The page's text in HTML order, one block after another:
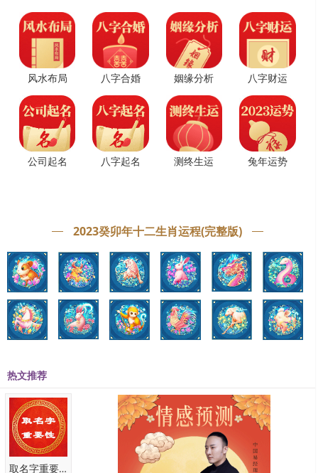
属相虎
生肖虎的孩子在小的时候就会被福星照顾，他们不仅会被一直眷
顾直到成长，还会给身边的人带来好运，生肖虎人会发现自己自从有
了虎宝宝后，不仅生活变得更加幸福，他们在事业上也总是会受到上
司的赏识，并且事业升迁的很快，就连工资也是上涨了不少。生肖虎
的孩子命格就十分的强劲，所以他们在人生的成长道路中很少会遇到
艰难险阻，从而使得父母安心顺遂，可以放心地打拼事业。而且当其
长大之后更是很早就可以独当一面，为父母分担生活的压力，使得整
温馨提示： 生肖是我国古老的民俗文化，但是没有科学依
据，所以以上内容只能作为闲谈，不能沉迷其中。无论是什么属相的
孩子，都能给家庭带来欢乐和希望，但是世上没有不劳而获的事，想
要获得任何东西都需要付出努力，命运掌握在自己的手里，天道酬
勤，勤劳才能改变命运。
本文链接：www.qinyangming.net/liunianyunshi/16382.html
风水布局 八字合婚 姻缘分析 八字财运
公司起名 八字起名 测终生运 兔年运势
2023癸卯年十二生肖运程(完整版)
热文推荐
取名字重要性